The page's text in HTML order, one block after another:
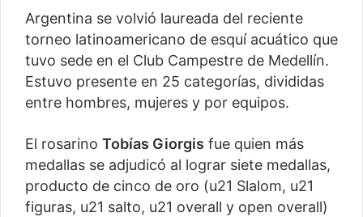
Argentina se volvió laureada del reciente
torneo latinoamericano de esquí acuático que
tuvo sede en el Club Campestre de Medellín.
Estuvo presente en 25 categorías, divididas
entre hombres, mujeres y por equipos.
El rosarino Tobías Giorgis fue quien más
medallas se adjudicó al lograr siete medallas,
producto de cinco de oro (u21 Slalom, u21
figuras, u21 salto, u21 overall y open overall)